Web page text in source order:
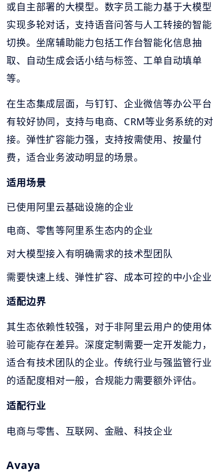
或自主部署的大模型。数字员工能力基于大模型
实现多轮对话，支持语音问答与人工转接的智能
切换。坐席辅助能力包括工作台智能化信息抽
取、自动生成会话小结与标签、工单自动填单
等。
在生态集成层面，与钉钉、企业微信等办公平台
有较好协同，支持与电商、CRM等业务系统的对
接。弹性扩容能力强，支持按需使用、按量付
费，适合业务波动明显的场景。
适用场景
已使用阿里云基础设施的企业
电商、零售等阿里系生态内的企业
对大模型接入有明确需求的技术型团队
需要快速上线、弹性扩容、成本可控的中小企业
适配边界
其生态依赖性较强，对于非阿里云用户的使用体
验可能存在差异。深度定制需要一定开发能力，
适合有技术团队的企业。传统行业与强监管行业
的适配度相对一般，合规能力需要额外评估。
适配行业
电商与零售、互联网、金融、科技企业
Avaya